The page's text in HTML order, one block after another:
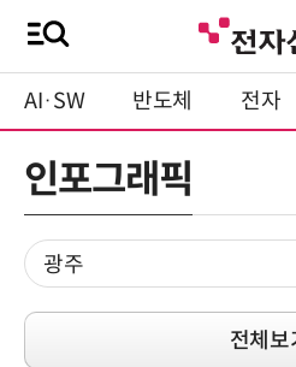
AI·SW 반도체 전자
인포그래픽
전체보